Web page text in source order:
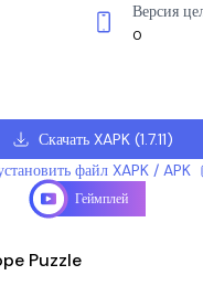
Версия
0
Скачать XAPK(1.7.11)
файл XAPK / APK
Геймплей
Puzzle